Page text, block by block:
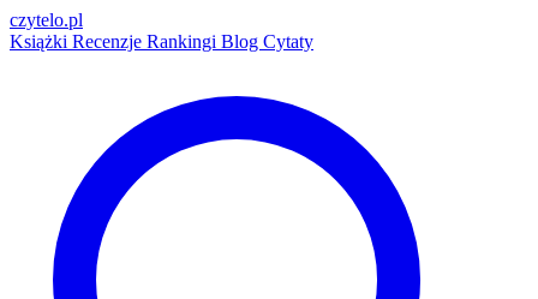
czytelo.pl
Książki Recenzje Rankingi Blog Cytaty